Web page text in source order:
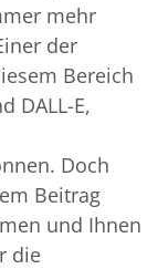
mehr
der
Bereich
DALL-E,
Doch
Beitrag
und Ihnen
die